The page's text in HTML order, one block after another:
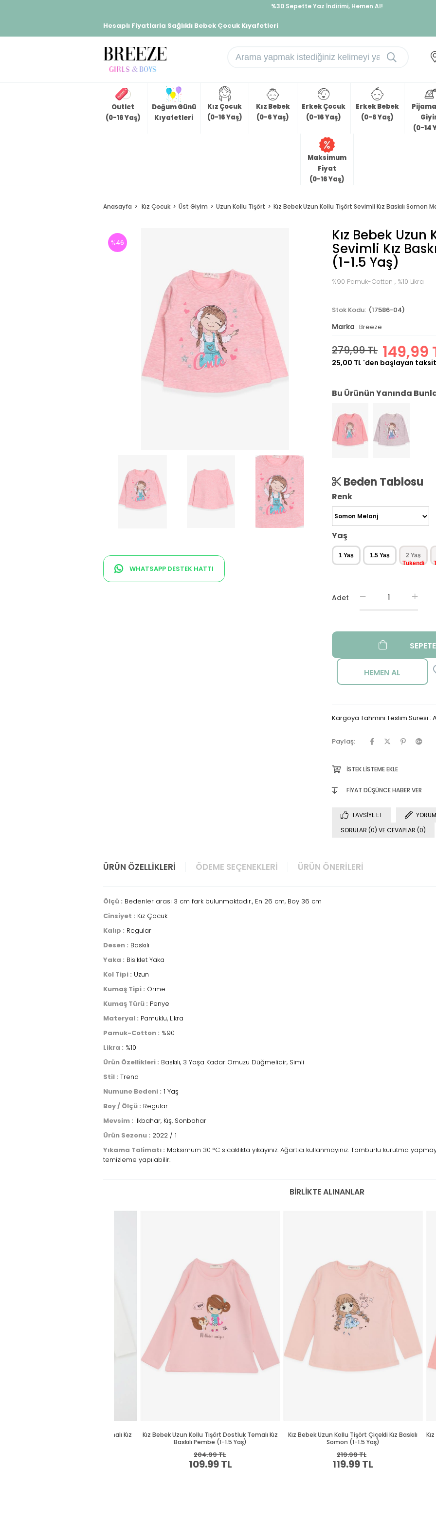
%30 Sepette Yaz İndirimi, Hemen Al!
Hesaplı Fiyatlarla Sağlıklı Bebek Çocuk Kıyafetleri
Outlet
(0-16 Yaş)
Doğum Günü
Kıyafetleri
Kız Çocuk
(0-16 Yaş)
Kız Bebek
(0-6 Yaş)
Erkek Çocuk
(0-16 Yaş)
Erkek Bebek
(0-6 Yaş)
(0-14
Maksimum
Fiyat
(0-16 Yaş)
Anasayfa Kız Çocuk Üst Giyim Uzun Kollu Tişört Kız Bebek Uzun Kollu Tişört Sevimli Kız Baskılı Somon
%46
WHATSAPP DESTEK HATTI
Kız Bebek Uzun
Sevimli Kız
(1-1.5 Yaş)
%90 Pamuk-Cotton , %10 Likra
(17586-04)
Marka : Breeze
279,99 TL 149,99
25,00 TL 'den başlayan
Bu Ürünün Yanında
Beden Tablosu
Renk
Yaş
1 Yaş 1.5 Yaş 2 Yaş
Adet
Kargoya Tahmini Teslim Süresi :
Paylaş:
İSTEK LISTEME EKLE
FIYAT DÜŞÜNCE HABER VER
TAVSIYE ET
SORULAR (0) VE CEVAPLAR (0)
ÜRÜN ÖZELLIKLERI ÖDEME SEÇENEKLERI ÜRÜN ÖNERILERI
Ölçü : Bedenler arası 3 cm fark bulunmaktadır., En 26 cm, Boy 36 cm
Cinsiyet : Kız Çocuk
Kalıp : Regular
Desen : Baskılı
Yaka : Bisiklet Yaka
Kol Tipi : Uzun
Kumaş Tipi : Örme
Kumaş Türü : Penye
Materyal : Pamuklu, Likra
Pamuk-Cotton : %90
Likra : %10
Ürün Özellikleri : Baskılı, 3 Yaşa Kadar Omuzu Düğmelidir, Simli
Stil : Trend
Numune Bedeni : 1 Yaş
Boy / Ölçü : Regular
Mevsim : İlkbahar, Kış, Sonbahar
Ürün Sezonu : 2022 / 1
Yıkama Talimatı : Maksimum 30 °C sıcaklıkta yıkayınız. Ağartıcı kullanmayınız. Tamburlu kurutma
temizleme yapılabilir.